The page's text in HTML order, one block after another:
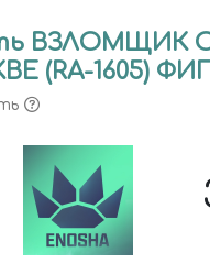
ВЗЛОМЩИК
(RA-1605)